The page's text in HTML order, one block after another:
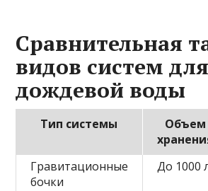
Сравнительная
видов систем
дождевой воды
Тип системы
Объем
Гравитационные
бочки
До 1000